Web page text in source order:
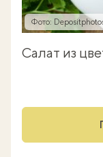
Фото:
Салат из